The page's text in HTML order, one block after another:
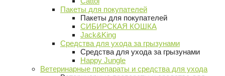
Пакеты для покупателей
Пакеты для покупателей
СИБИРСКАЯ КОШКА
Jack&King
Средства для ухода за грызунами
Средства для ухода за грызунами
Happy Jungle
Ветеринарные препараты и средства для ухода